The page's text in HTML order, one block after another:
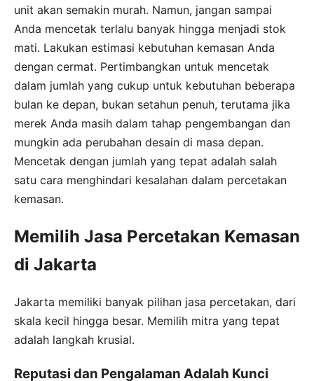
unit akan semakin murah. Namun, jangan sampai
Anda mencetak terlalu banyak hingga menjadi stok
mati. Lakukan estimasi kebutuhan kemasan Anda
dengan cermat. Pertimbangkan untuk mencetak
dalam jumlah yang cukup untuk kebutuhan beberapa
bulan ke depan, bukan setahun penuh, terutama jika
merek Anda masih dalam tahap pengembangan dan
mungkin ada perubahan desain di masa depan.
Mencetak dengan jumlah yang tepat adalah salah
satu cara menghindari kesalahan dalam percetakan
kemasan.
Memilih Jasa Percetakan Kemasan
di Jakarta
Jakarta memiliki banyak pilihan jasa percetakan, dari
skala kecil hingga besar. Memilih mitra yang tepat
adalah langkah krusial.
Reputasi dan Pengalaman Adalah Kunci